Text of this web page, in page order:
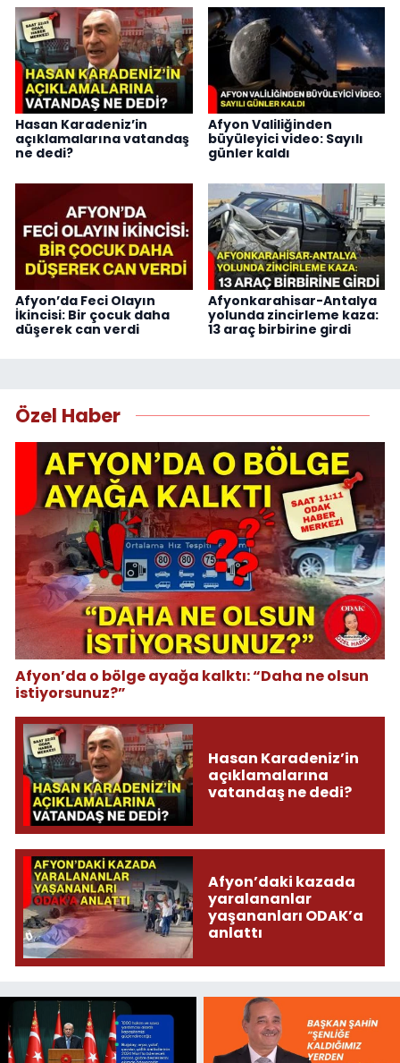
Hasan Karadeniz’in
açıklamalarına vatandaş
ne dedi?
Afyon Valiliğinden
büyüleyici video: Sayılı
günler kaldı
Afyon’da Feci Olayın
İkincisi: Bir çocuk daha
düşerek can verdi
Afyonkarahisar-Antalya
yolunda zincirleme kaza:
13 araç birbirine girdi
Özel Haber
Afyon’da o bölge ayağa kalktı: “Daha ne olsun
istiyorsunuz?”
Hasan Karadeniz’in
açıklamalarına
vatandaş ne dedi?
Afyon’daki kazada
yaralananlar
yaşananları ODAK’a
anlattı